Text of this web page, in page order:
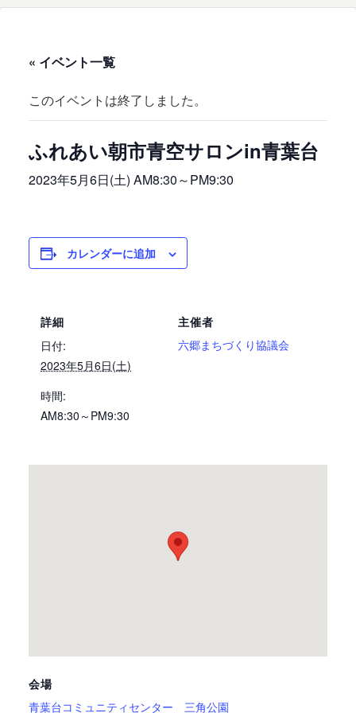
« イベント一覧
このイベントは終了しました。
ふれあい朝市青空サロンin青葉台
2023年5月6日(土) AM8:30～PM9:30
カレンダーに追加
詳細
日付:
2023年5月6日(土)
時間:
AM8:30～PM9:30
主催者
六郷まちづくり協議会
会場
青葉台コミュニティセンター 三角公園